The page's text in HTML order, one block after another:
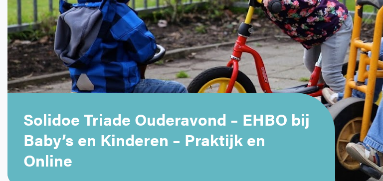
Solidoe Triade Ouderavond – EHBO bij
Baby’s en Kinderen – Praktijk en
Online